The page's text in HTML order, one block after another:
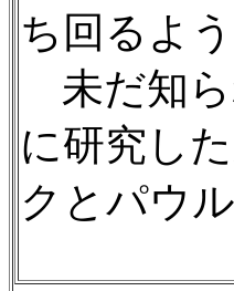
ち回るよ
未だ知ら
に研究し
クとパウ